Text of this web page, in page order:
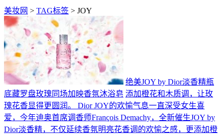
美妆网 > TAG标签 > JOY
绝美JOY by Dior淡香精瓶
底藏罗盘玫瑰同场加映香氛沐浴皂 添加橙花和木质调，让玫
瑰花香显得更圆润。 Dior JOY的欢愉气息一直深受女生喜
爱，今年迪奥首席调香师François Demachy，全新催生JOY by
Dior淡香精，不仅延续香氛明亮花香调的欢愉之感，更添加橙